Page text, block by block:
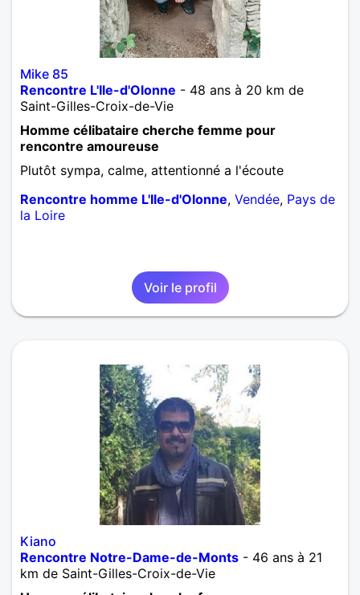
Mike 85
Rencontre L'Ile-d'Olonne - 48 ans à 20 km de
Saint-Gilles-Croix-de-Vie
Homme célibataire cherche femme pour
rencontre amoureuse
Plutôt sympa, calme, attentionné a l'écoute
Rencontre homme L'Ile-d'Olonne, Vendée, Pays de
la Loire
Voir le profil
Kiano
Rencontre Notre-Dame-de-Monts - 46 ans à 21
km de Saint-Gilles-Croix-de-Vie